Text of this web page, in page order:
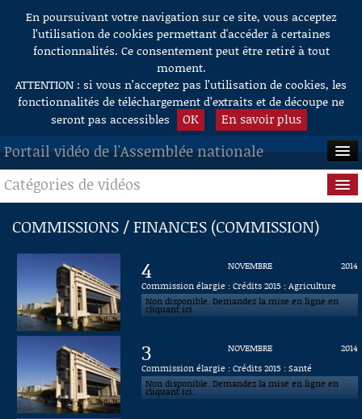
Aller au contenu
En poursuivant votre navigation sur ce site, vous acceptez
l’utilisation de cookies permettant d'accéder à certaines
fonctionnalités. Ce consentement peut être retiré à tout
moment.
ATTENTION : si vous n’acceptez pas l’utilisation de cookies, les
fonctionnalités de téléchargement d’extraits et de découpe ne
seront pas accessibles
OK En savoir plus
Portail vidéo de l'Assemblée nationale
ACCUEIL
EN DIRECT
À LA DEMANDE
RECHERCHE
AIDE À LA DÉCOUPE
DE VIDÉOS
Catégories de vidéos
Séance publique
Questions au Gouvernement
Commissions
Présidence
Évènements
Connaissance, Histoire
COMMISSIONS / FINANCES (COMMISSION)
4 NOVEMBRE
2014
Commission élargie : Crédits 2015 : Agriculture
Non disponible. Demandez la mise en ligne en
cliquant ici.
3 NOVEMBRE
2014
Commission élargie : Crédits 2015 : Santé
Non disponible. Demandez la mise en ligne en
cliquant ici.